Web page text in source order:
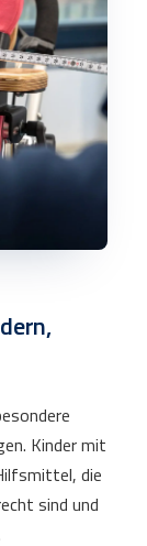
Kinder mit
die
sind und